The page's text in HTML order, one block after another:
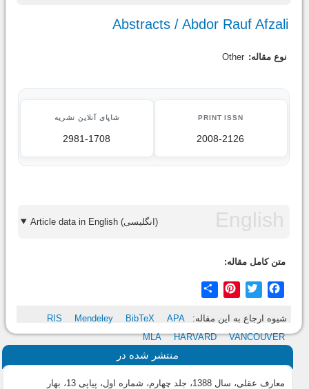
Abstracts / Abdor Rauf Afzali
نوع مقاله: Other
PRINT ISSN
2008-2126
شاپای آنلاین نشریه
2981-1708
Article data in English (انگلیسی)
متن کامل مقاله:
Facebook
Twitter
Pinterest
شیوه ارجاع به این مقاله: RIS Mendeley BibTeX
APA
MLA
HARVARD VANCOUVER
منتشر شده در
معارف عقلی، سال 1388، جلد چهارم، شماره اول، پیاپی 13، بهار